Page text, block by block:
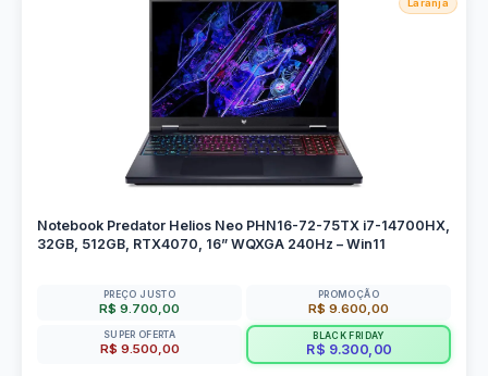
Laranja
Notebook Predator Helios Neo PHN16-72-75TX i7-14700HX,
32GB, 512GB, RTX4070, 16” WQXGA 240Hz – Win11
PREÇO JUSTO
R$ 9.700,00
PROMOÇÃO
R$ 9.600,00
SUPER OFERTA
R$ 9.500,00
BLACK FRIDAY
R$ 9.300,00